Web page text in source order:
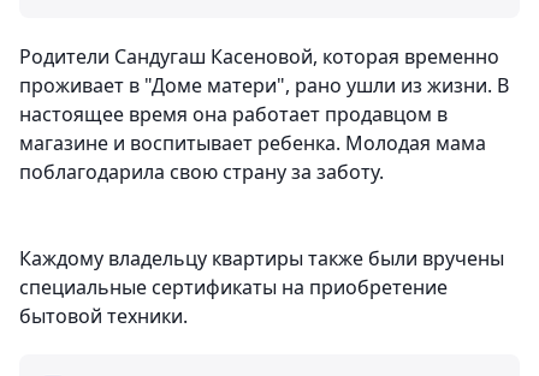
Родители Сандугаш Касеновой, которая временно
проживает в "Доме матери", рано ушли из жизни. В
настоящее время она работает продавцом в
магазине и воспитывает ребенка. Молодая мама
поблагодарила свою страну за заботу.
Каждому владельцу квартиры также были вручены
специальные сертификаты на приобретение
бытовой техники.